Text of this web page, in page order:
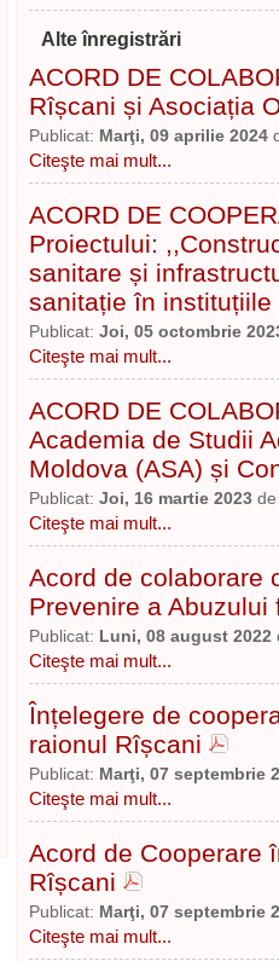
Alte înregistrări
ACORD DE
Rîșcani și Asociația
Publicat: Marţi, 09 aprilie 2024
Citeşte mai mult...
ACORD DE
Proiectului:
sanitare și
sanitație în instituțiile
Publicat: Joi, 05 octombrie
Citeşte mai mult...
ACORD DE
Academia de Studii
Moldova (ASA) și
Publicat: Joi, 16 martie 2023
Citeşte mai mult...
Acord de colaborare
Prevenire a Abuzului
Publicat: Luni, 08 august 2022
Citeşte mai mult...
Înțelegere de
raionul Rîșcani
Publicat: Marţi, 07 septembrie
Citeşte mai mult...
Acord de Cooperare
Rîșcani
Publicat: Marţi, 07 septembrie
Citeşte mai mult...